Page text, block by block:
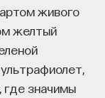
живого
желтый
где значимы